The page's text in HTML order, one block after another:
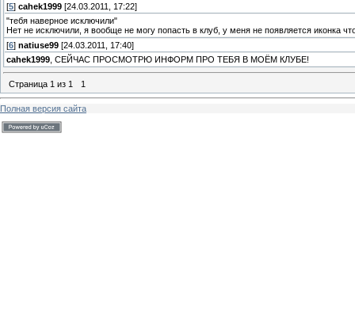
[5] cahek1999 [24.03.2011, 17:22]
"тебя наверное исключили"
Нет не исключили, я вообще не могу попасть в клуб, у меня не появляется иконка
[6] natiuse99 [24.03.2011, 17:40]
cahek1999 , СЕЙЧАС ПРОСМОТРЮ ИНФОРМ ПРО ТЕБЯ В МОЁМ КЛУБЕ!
Страница 1 из 1 1
Полная версия сайта